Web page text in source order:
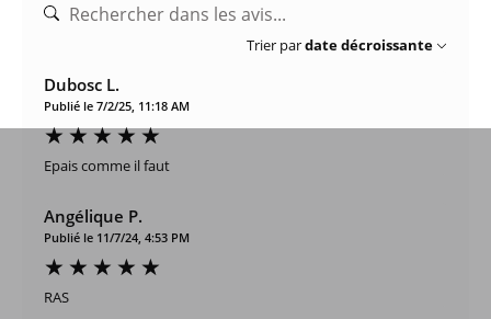
Trier pardate décroissante
Dubosc L.
Publié le 7/2/25, 11:18 AM
Epais comme il faut
Angélique P.
Publié le 11/7/24, 4:53 PM
RAS